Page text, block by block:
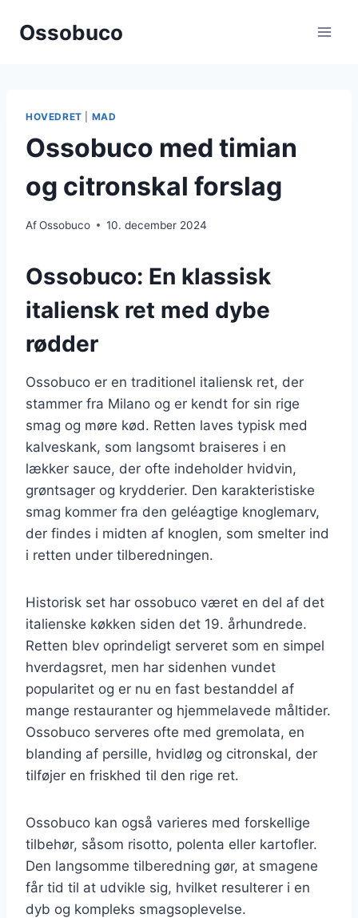
Ossobuco
HOVEDRET MAD
Ossobuco med timian
og citronskal forslag
AfOssobuco 10. december 2024
Ossobuco: En klassisk
italiensk ret med dybe
rødder
Ossobuco er en traditionel italiensk ret, der
stammer fra Milano og er kendt for sin rige
smag og møre kød. Retten laves typisk med
kalveskank, som langsomt braiseres i en
lækker sauce, der ofte indeholder hvidvin,
grøntsager og krydderier. Den karakteristiske
smag kommer fra den geléagtige knoglemarv,
der findes i midten af knoglen, som smelter ind
i retten under tilberedningen.
Historisk set har ossobuco været en del af det
italienske køkken siden det 19. århundrede.
Retten blev oprindeligt serveret som en simpel
hverdagsret, men har sidenhen vundet
popularitet og er nu en fast bestanddel af
mange restauranter og hjemmelavede måltider.
Ossobuco serveres ofte med gremolata, en
blanding af persille, hvidløg og citronskal, der
tilføjer en friskhed til den rige ret.
Ossobuco kan også varieres med forskellige
tilbehør, såsom risotto, polenta eller kartofler.
Den langsomme tilberedning gør, at smagene
får tid til at udvikle sig, hvilket resulterer i en
dyb og kompleks smagsoplevelse.